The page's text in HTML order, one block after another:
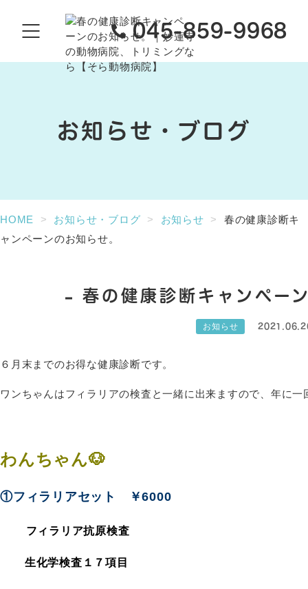
045-859-9968
お知らせ・ブログ
HOME お知らせ・ブログ お知らせ
春の健康診断キ
ャンペーンのお知らせ。
春の健康診断キャンペー
お知らせ
６月末までのお得な健康診断です。
ワンちゃんはフィラリアの検査と一緒に出来ますので、年に
わんちゃん🐶
①フィラリアセット ￥6000
フィラリア抗原検査
生化学検査１７項目